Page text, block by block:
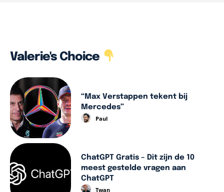
Valerie's Choice
“Max Verstappen tekent bij
Mercedes”
Paul
ChatGPT Gratis – Dit zijn de 10
meest gestelde vragen aan
ChatGPT
Twan